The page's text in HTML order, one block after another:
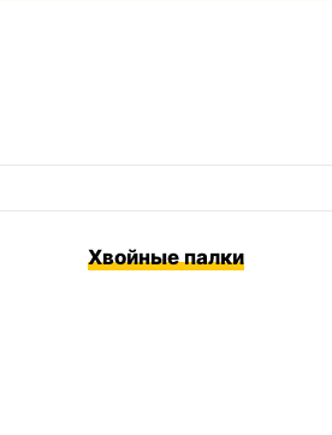
Хвойные палки